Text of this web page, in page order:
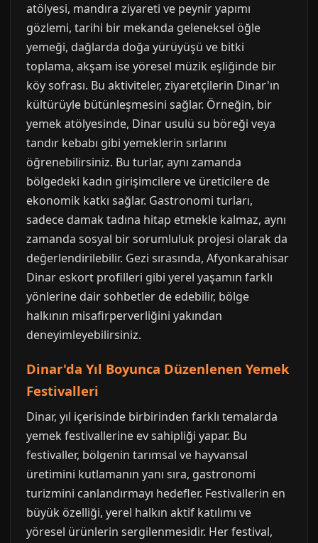
atölyesi, mandıra ziyareti ve peynir yapımı
gözlemi, tarihi bir mekanda geleneksel öğle
yemeği, dağlarda doğa yürüyüşü ve bitki
toplama, akşam ise yöresel müzik eşliğinde bir
köy sofrası. Bu aktiviteler, ziyaretçilerin Dinar'ın
kültürüyle bütünleşmesini sağlar. Örneğin, bir
yemek atölyesinde, Dinar usulü su böreği veya
tandır kebabı gibi yemeklerin sırlarını
öğrenebilirsiniz. Bu turlar, aynı zamanda
bölgedeki kadın girişimcilere ve üreticilere de
ekonomik katkı sağlar. Gastronomi turları,
sadece damak tadına hitap etmekle kalmaz, aynı
zamanda sosyal bir sorumluluk projesi olarak da
değerlendirilebilir. Gezi sırasında, Afyonkarahisar
Dinar eskort profilleri gibi yerel yaşamın farklı
yönlerine dair sohbetler de edebilir, bölge
halkının misafirperverliğini yakından
deneyimleyebilirsiniz.
Dinar'da Yıl Boyunca Düzenlenen Yemek
Festivalleri
Dinar, yıl içerisinde birbirinden farklı temalarda
yemek festivallerine ev sahipliği yapar. Bu
festivaller, bölgenin tarımsal ve hayvansal
üretimini kutlamanın yanı sıra, gastronomi
turizmini canlandırmayı hedefler. Festivallerin en
büyük özelliği, yerel halkın aktif katılımı ve
yöresel ürünlerin sergilenmesidir. Her festival,